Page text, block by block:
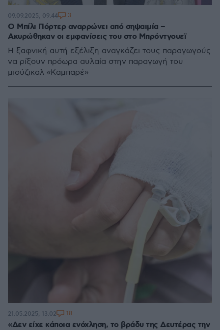
Ο Μπίλι Πόρτερ αναρρώνει από σηψαιμία –
Ακυρώθηκαν οι εμφανίσεις του στο Μπρόντγουεϊ
Η ξαφνική αυτή εξέλιξη αναγκάζει τους παραγωγούς
να ρίξουν πρόωρα αυλαία στην παραγωγή του
μιούζικαλ «Καμπαρέ»
09.09.2025, 09:44 3
«Δεν είχε κάποια ενόχληση, το βράδυ της Δευτέρας την
21.05.2025, 13:02 18